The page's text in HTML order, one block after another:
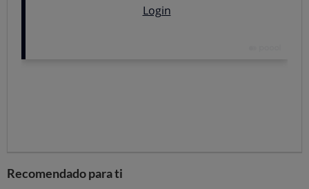
controles de acceso efectivos
medidas, como campañas informativas y de
Recomendado para ti